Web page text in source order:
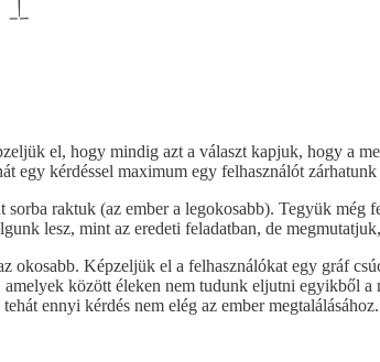
el, hogy mindig azt a választ kapjuk, hogy a
egy kérdéssel maximum egy felhasználót
raktuk (az ember a legokosabb). Tegyük
lesz, mint az eredeti feladatban, de
Képzeljük el a felhasználókat egy gráf
amelyek között éleken nem tudunk eljutni
ennyi kérdés nem elég az ember megtalálásához.